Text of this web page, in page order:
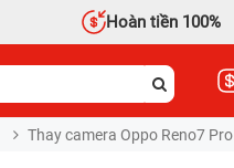
Hoàn tiền 100%
Thay camera Oppo Reno7 Pro